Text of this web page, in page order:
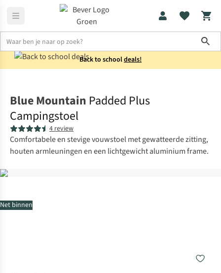
Back to schooldeals!
Net binnen
Blue Mountain Padded Plus
Campingstoel
4 review
Comfortabele en stevige vouwstoel met gewatteerde zitting,
houten armleuningen en een lichtgewicht aluminium frame.